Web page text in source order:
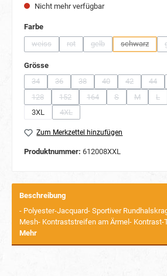
Nicht mehr verfügbar
Farbeauswählen
weiss
(Diese Option ist zurzeit nicht verfügbar.)
rot
(Diese Option ist zurzeit nicht
gelb
(Diese Option ist zurzeit
schwarz
(Diese
Grösseauswählen
34
(Diese Option ist zurzeit nicht verfügbar.)
36
(Diese Option ist zurzeit nicht
38
(Diese Option ist zurzeit
40
(Diese Option ist
42
(Diese
44
128
(Diese Option ist zurzeit nicht verfügbar.)
152
(Diese Option ist zurzeit nicht
164
(Diese Option ist zurzeit
S
(Diese Option ist
M
(Diese
L
3XL 4XL
(Diese Option ist zurzeit nicht
Zum Merkzettel hinzufügen
Produktnummer: 612008XXL
Beschreibung
- Polyester-Jacquard- Sportiver
Mesh- Kontraststreifen am Ärmel- Kontrast-
Mehr